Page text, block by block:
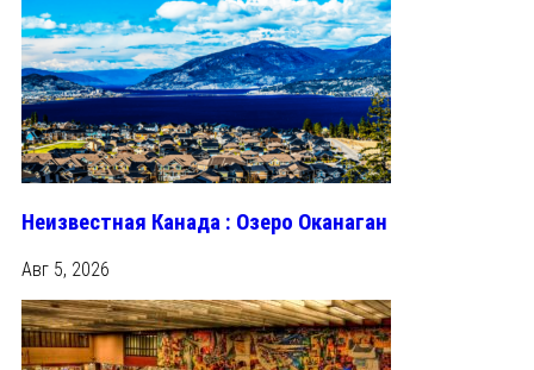
Неизвестная Канада : Озеро Оканаган
Авг 5, 2026